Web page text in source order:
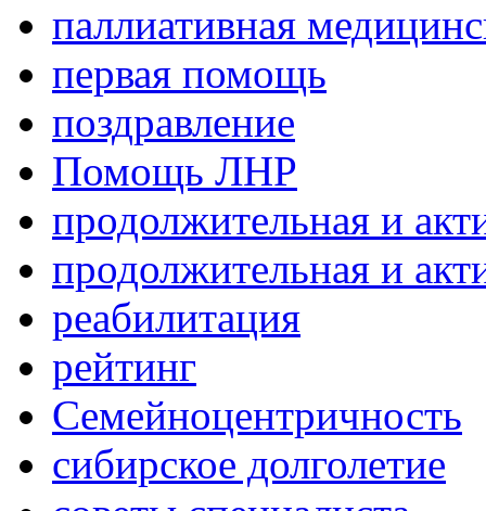
паллиативная
первая помощь
поздравление
Помощь ЛНР
продолжительная и
продолжительная и
реабилитация
рейтинг
Семейноцентричность
сибирское долголетие